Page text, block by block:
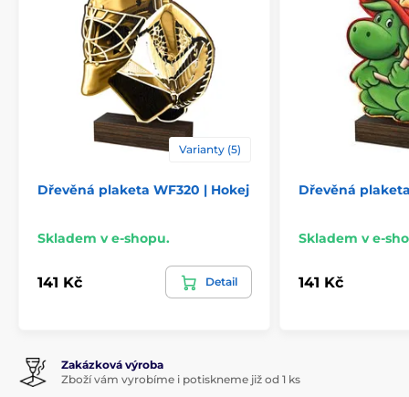
Varianty (5)
Dřevěná plaketa WF320 | Hokej
Skladem v e-shopu.
141 Kč Detail
Dřevěná
Skladem v e-
141 Kč
Zakázková výroba
Zboží vám vyrobíme i potiskneme již od 1 ks